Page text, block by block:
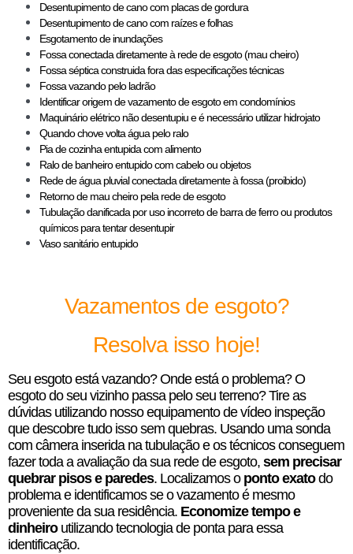
Desentupimento de cano com placas de gordura
Desentupimento de cano com raízes e folhas
Esgotamento de inundações
Fossa conectada diretamente à rede de esgoto (mau cheiro)
Fossa séptica construida fora das especificações técnicas
Fossa vazando pelo ladrão
Identificar origem de vazamento de esgoto em condomínios
Maquinário elétrico não desentupiu e é necessário utilizar hidrojato
Quando chove volta água pelo ralo
Pia de cozinha entupida com alimento
Ralo de banheiro entupido com cabelo ou objetos
Rede de água pluvial conectada diretamente à fossa (proibido)
Retorno de mau cheiro pela rede de esgoto
Tubulação danificada por uso incorreto de barra de ferro ou produtos
químicos para tentar desentupir
Vaso sanitário entupido
Vazamentos de esgoto?
Resolva isso hoje!
Seu esgoto está vazando? Onde está o problema? O
esgoto do seu vizinho passa pelo seu terreno? Tire as
dúvidas utilizando nosso equipamento de vídeo inspeção
que descobre tudo isso sem quebras. Usando uma sonda
com câmera inserida na tubulação e os técnicos conseguem
fazer toda a avaliação da sua rede de esgoto, sem precisar
quebrar pisos e paredes. Localizamos o ponto exatodo
problema e identificamos se o vazamento é mesmo
proveniente da sua residência. Economize tempo e
dinheiroutilizando tecnologia de ponta para essa
identificação.